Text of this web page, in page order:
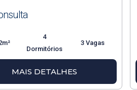
4
Dormitórios
3 Vagas
MAIS DETALHES